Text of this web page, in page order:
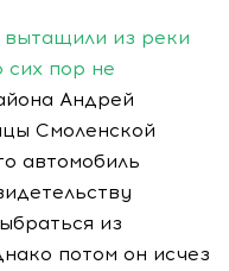
вытащили из реки
сих пор не
Андрей
Смоленской
автомобиль
из
потом он исчез